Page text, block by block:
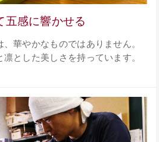
五感に響かせる
華やかなものではありません。
とした美しさを持っています。